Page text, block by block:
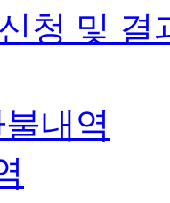
청 및 결
내역